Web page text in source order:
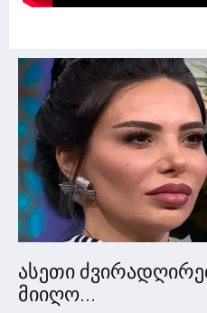
ასეთი
მიიღო...